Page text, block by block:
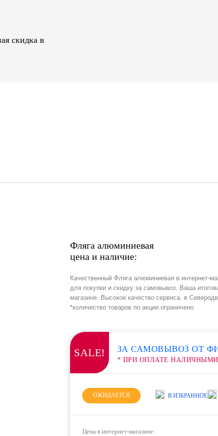
скидка в
Фляга алюминиевая
цена и наличие:
Качественный Фляга алюминиевая в интернет-
для покупки и скидку за самовывоз. Ваша
магазине. Высокое качество сервиса. в
*количество товаров по акции ограничено
SALE! ЗА САМОВЫВОЗ ОТ
* ПРИ ОПЛАТЕ НАЛИЧНЫМИ
ОЖИДАЕТСЯ В ИЗБРАННОЕ
Цена в интернет-магазине: